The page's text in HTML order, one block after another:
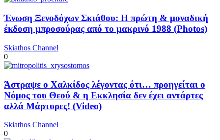
Ένωση Ξενοδόχων Σκιάθου: Η πρώτη & μοναδική
έκδοση μπροσούρας από το μακρινό 1988 (Photos)
Skiathos Channel
0
Άστραψε ο Χαλκίδος λέγοντας ότι… προηγείται ο
Νόμος του Θεού & η Εκκλησία δεν έχει αντάρτες
αλλά Μάρτυρες! (Video)
Skiathos Channel
0